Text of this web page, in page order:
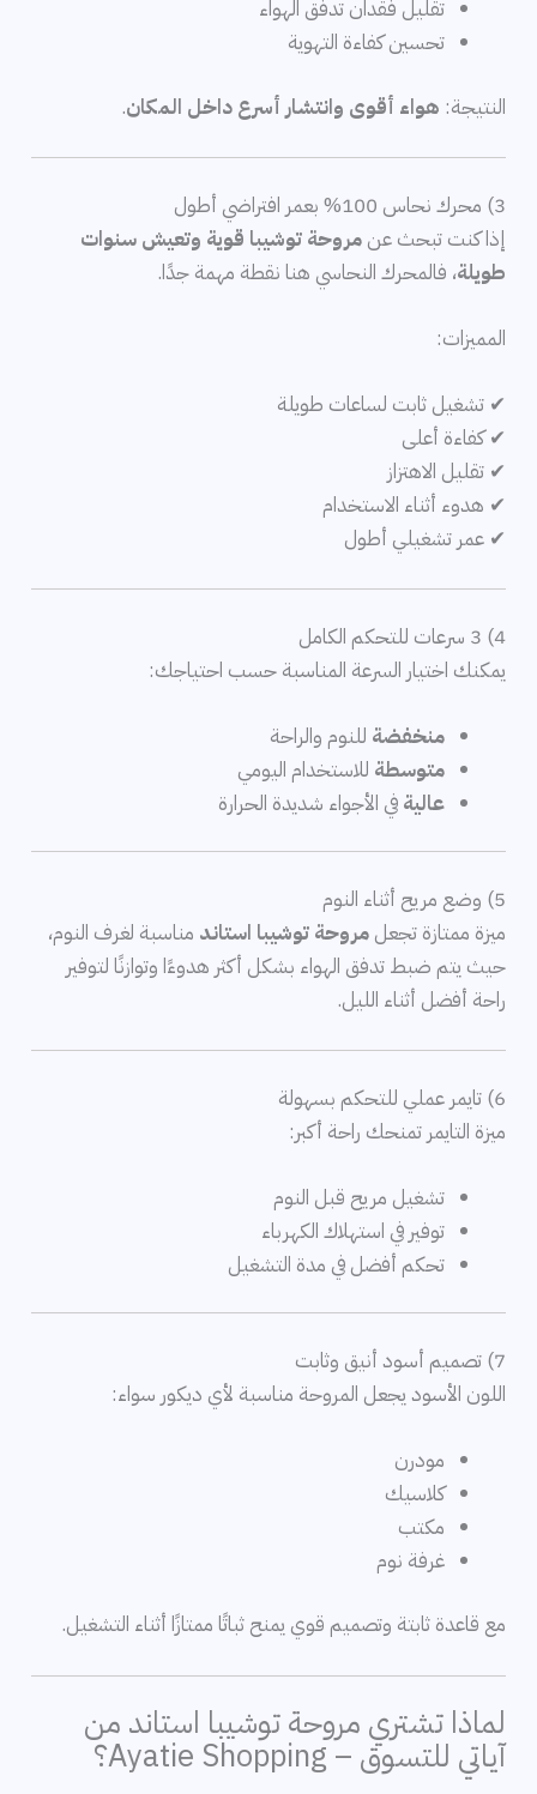
تقليل فقدان تدفق الهواء
تحسين كفاءة التهوية
النتيجة: هواء أقوى وانتشار أسرع داخل المكان.
3) محرك نحاس 100% بعمر افتراضي أطول
إذا كنت تبحث عنمروحة توشيبا قوية وتعيش سنوات
طويلة، فالمحرك النحاسي هنا نقطة مهمة جدًا.
المميزات:
✔ تشغيل ثابت لساعات طويلة
✔ كفاءة أعلى
✔ تقليل الاهتزاز
✔ هدوء أثناء الاستخدام
✔ عمر تشغيلي أطول
4) 3 سرعات للتحكم الكامل
يمكنك اختيار السرعة المناسبة حسب احتياجك:
منخفضة للنوم والراحة
متوسطة للاستخدام اليومي
عالية في الأجواء شديدة الحرارة
5) وضع مريح أثناء النوم
ميزة ممتازة تجعلمروحة توشيبا استاند مناسبة لغرف النوم،
حيث يتم ضبط تدفق الهواء بشكل أكثر هدوءًا وتوازنًا لتوفير
راحة أفضل أثناء الليل.
6) تايمر عملي للتحكم بسهولة
ميزة التايمر تمنحك راحة أكبر:
تشغيل مريح قبل النوم
توفير في استهلاك الكهرباء
تحكم أفضل في مدة التشغيل
7) تصميم أسود أنيق وثابت
اللون الأسود يجعل المروحة مناسبة لأي ديكور سواء:
مودرن
كلاسيك
مكتب
غرفة نوم
مع قاعدة ثابتة وتصميم قوي يمنح ثباتًا ممتازًا أثناء التشغيل.
لماذا تشتري مروحة توشيبا استاند من
آياتي للتسوق – Ayatie Shopping؟